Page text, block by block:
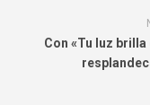
Con «Tu luz